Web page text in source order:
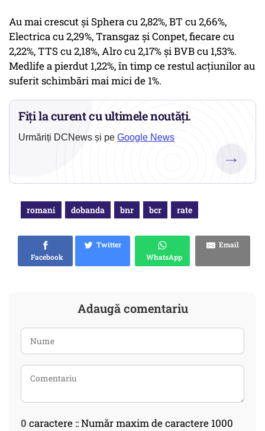
Au mai crescut şi Sphera cu 2,82%, BT cu 2,66%,
Electrica cu 2,29%, Transgaz şi Conpet, fiecare cu
2,22%, TTS cu 2,18%, Alro cu 2,17% şi BVB cu 1,53%.
Medlife a pierdut 1,22%, în timp ce restul acţiunilor au
suferit schimbări mai mici de 1%.
Fiți la curent cu ultimele noutăți.
Urmăriți DCNews și pe Google News
→
romani dobanda bnr bcr rate
Facebook
Twitter
WhatsApp
Email
Adaugă comentariu
0 caractere :: Număr maxim de caractere 1000